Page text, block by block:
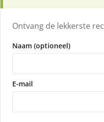
Ontvang de lekkerste
Naam (optioneel)
E-mail